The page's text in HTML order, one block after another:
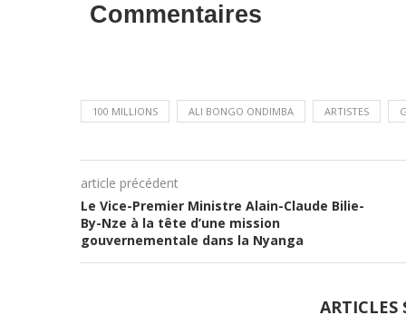
Commentaires
100 MILLIONS ALI BONGO ONDIMBA ARTISTES
article précédent
Le Vice-Premier Ministre Alain-Claude Bilie-
By-Nze à la tête d’une mission
gouvernementale dans la Nyanga
ARTICLES